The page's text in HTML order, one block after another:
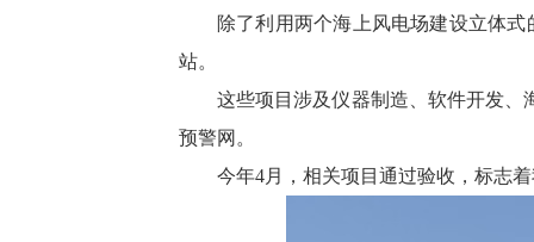
除了利用两个海上风电场建设立体
站。
这些项目涉及仪器制造、软件开发
预警网。
今年4月，相关项目通过验收，标志